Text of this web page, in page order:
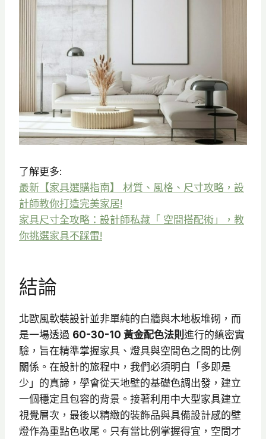
了解更多:
最新【家具選購指南】 材質、風格、尺寸攻略，設
計師教你打造完美家居!
家具尺寸全攻略：設計師私藏「 空間搭配術」，教
你挑選家具不踩雷!
結論
北歐風軟裝設計並非單純的白牆與木地板堆砌，而
是一場透過 60-30-10 黃金配色法則 進行的縝密實
驗，旨在精準掌握家具、燈具與空間色之間的比例
關係。在設計的旅程中，我們必須明白「多即是
少」的真諦，學會從天地壁的基礎色調出發，建立
一個穩定且包容的背景。接著利用中大型家具建立
視覺層次，最後以精緻的裝飾品與具備設計感的壁
燈作為重點色收尾。只有當比例掌握得宜，空間才